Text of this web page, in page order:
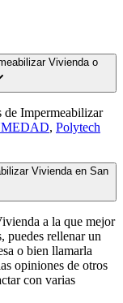
Vivienda o
de Impermeabilizar
, Polytech
Vivienda en San
a la que mejor
puedes rellenar un
o bien llamarla
opiniones de otros
con varias